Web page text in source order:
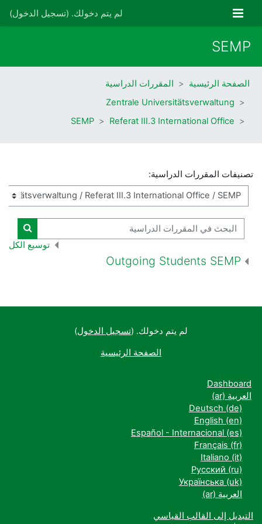
واجهة جانبية لم يتم دخولك. (تسجيل الدخول)
SEMP
الصفحة الرئيسية
المقررات الدراسية
Zentrale Universitätsverwaltung
Referat III.3 International Office
SEMP
تصنيفات المقررات الدراسية:
البحث في المقررات الدراسية
البحث
توسيع الكل
Outgoing Students SEMP
لم يتم دخولك. (تسجيل الدخول)
الصفحة الرئيسية
Dashboard
العربية ‎(ar)‎
Deutsch ‎(de)‎
English ‎(en)‎
Español - Internacional ‎(es)‎
Français ‎(fr)‎
Italiano ‎(it)‎
Русский ‎(ru)‎
Українська ‎(uk)‎
العربية ‎(ar)‎
التبديل إلى القالب القياسي